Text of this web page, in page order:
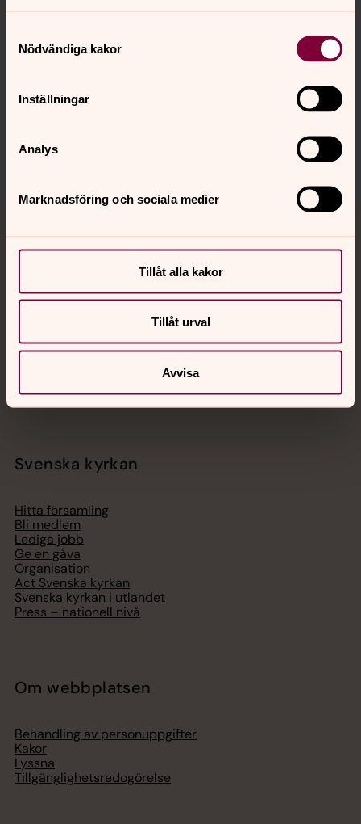
Nödvändiga kakor
Inställningar
Analys
Marknadsföring och sociala medier
Tillåt alla kakor
Tillåt urval
Avvisa
Hitta snabbt
Jourhavande präst
Akut samtals- och krisstöd. Prata eller chatta anonymt
med en präst på kvällar och nätter.
Chatt
Svenska kyrkan
Hitta församling
Bli medlem
Lediga jobb
Ge en gåva
Organisation
Act Svenska kyrkan
Svenska kyrkan i utlandet
Press – nationell nivå
Om webbplatsen
Behandling av personuppgifter
Kakor
Lyssna
Tillgänglighetsredogörelse